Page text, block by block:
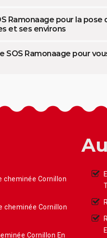
Ramonaage pour la
et ses environs
Ramonaage pour
cheminée Cornillon
cheminée Cornillon
Cornillon En